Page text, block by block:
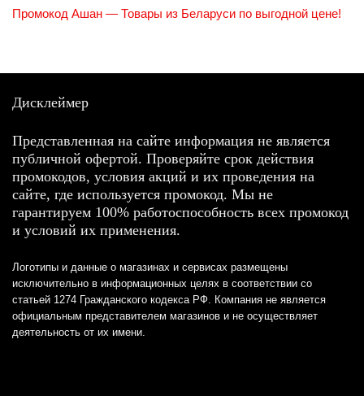
Промокод Ашан — Товары из Беларуси по выгодной цене!
Дисклеймер
Представленная на сайте информация не является
публичной офертой. Проверяйте срок действия
промокодов, условия акций и их проведения на
сайте, где используется промокод. Мы не
гарантируем 100% работоспособность всех промокод
и условий их применения.
Логотипы и данные о магазинах и сервисах размещены
исключительно в информационных целях в соответствии со
статьей 1274 Гражданского кодекса РФ. Компания не является
официальным представителем магазинов и не осуществляет
деятельность от их имени.